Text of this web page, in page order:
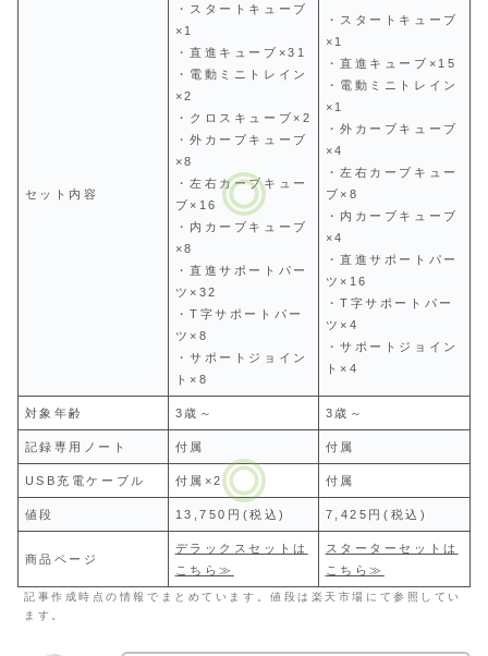
セット内容
・スタートキューブ
×1
・直進キューブ×31
・電動ミニトレイン
×2
・クロスキューブ×2
・外カーブキューブ
×8
・左右カーブキュー
ブ×16
・内カーブキューブ
×8
・直進サポートパー
ツ×32
・T字サポートパー
ツ×8
・サポートジョイン
ト×8
・スタートキューブ
×1
・直進キューブ×15
・電動ミニトレイン
×1
・外カーブキューブ
×4
・左右カーブキュー
ブ×8
・内カーブキューブ
×4
・直進サポートパー
ツ×16
・T字サポートパー
ツ×4
・サポートジョイン
ト×4
対象年齢 3歳～ 3歳～
記録専用ノート 付属 付属
USB充電ケーブル 付属×2 付属
値段 13,750円(税込) 7,425円(税込)
商品ページ
デラックスセットは
こちら≫
スターターセットは
こちら≫
記事作成時点の情報でまとめています。値段は楽天市場にて参照してい
ます。